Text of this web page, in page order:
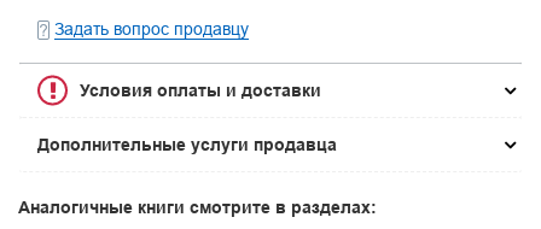
Задать вопрос продавцу
Условия оплаты и доставки
Дополнительные услуги продавца
Аналогичные книги смотрите в разделах: